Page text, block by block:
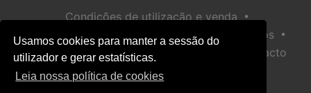
Usamos cookies para manter a sessão do
utilizador e gerar estatísticas.
Leia nossa política de cookies
Condições de utilização e venda •
Política de privacidade Política de Biscoitos •
Política de Segurança Infantil Ajuda / Contacto